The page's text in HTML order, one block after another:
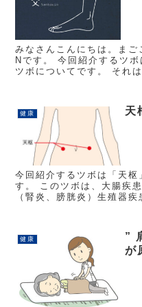
みなさんこんにちは。ま
Nです。 今回紹介するツ
ツボについてです。 それ
健康 天
今回紹介するツボは「天
す。 このツボは、大腸疾
（腎炎、膀胱炎）生殖器
健康
”
が